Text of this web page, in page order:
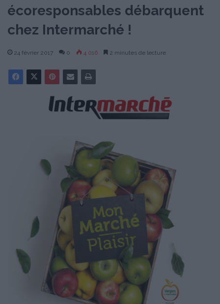
écoresponsables débarquent
chez Intermarché !
24 février 2017 0 4 016 2 minutes de lecture